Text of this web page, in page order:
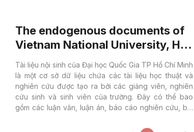
The endogenous documents of
Vietnam National University, Ho
Chi Minh City
Tài liệu nội sinh của Đại học Quốc Gia TP Hồ Chí Minh
là một cơ sở dữ liệu chứa các tài liệu học thuật và
nghiên cứu được tạo ra bởi các giảng viên, nghiên
cứu sinh và sinh viên của trường. Đây có thể bao
gồm các luận văn, luận án, báo cáo nghiên cứu, bài